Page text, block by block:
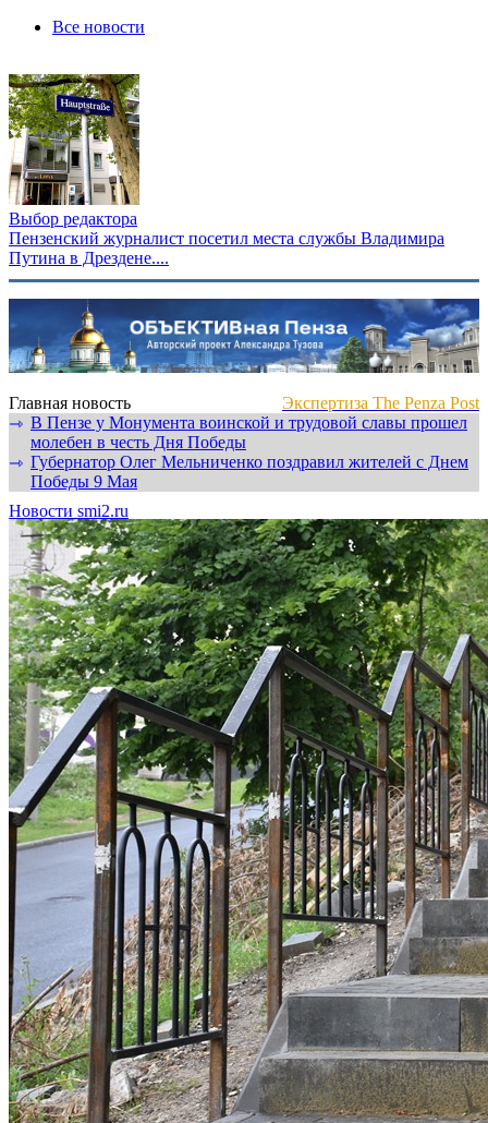
Все новости
Выбор редактора
Пензенский журналист посетил места службы Владимира
Путина в Дрездене....
Главная новость
Экспертиза The Penza Post
⇾ В Пензе у Монумента воинской и трудовой славы прошел
молебен в честь Дня Победы
⇾ Губернатор Олег Мельниченко поздравил жителей с Днем
Победы 9 Мая
Новости smi2.ru